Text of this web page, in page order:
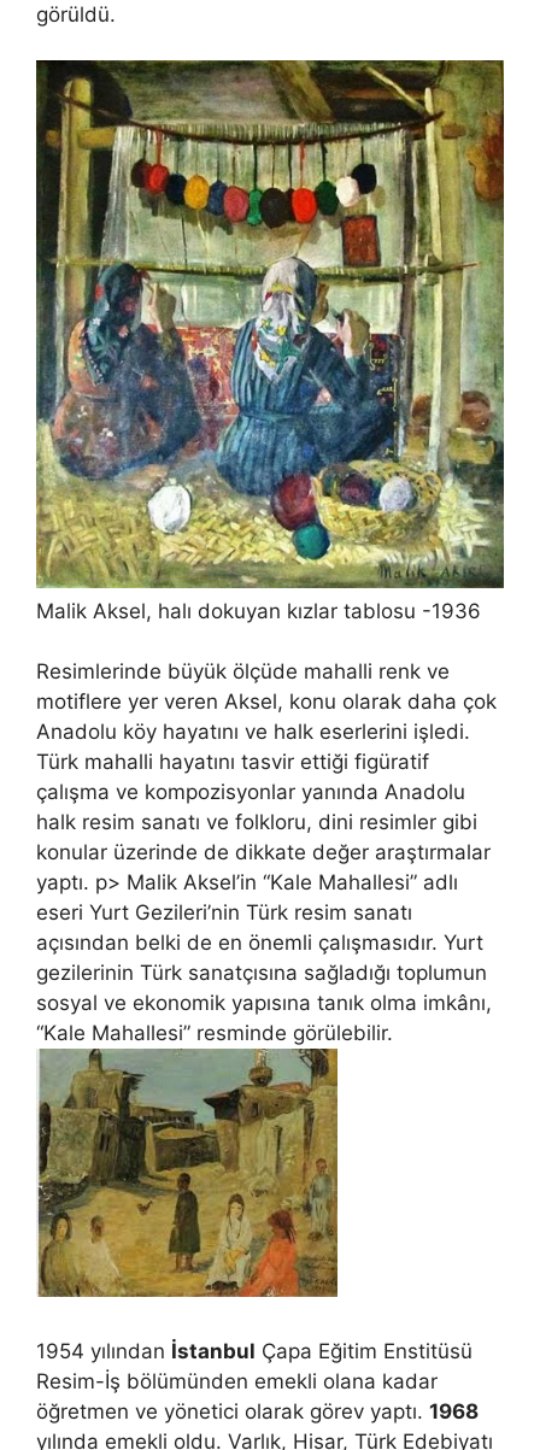
görüldü.
Malik Aksel, halı dokuyan kızlar tablosu -1936
Resimlerinde büyük ölçüde mahalli renk ve
motiflere yer veren Aksel, konu olarak daha çok
Anadolu köy hayatını ve halk eserlerini işledi.
Türk mahalli hayatını tasvir ettiği figüratif
çalışma ve kompozisyonlar yanında Anadolu
halk resim sanatı ve folkloru, dini resimler gibi
konular üzerinde de dikkate değer araştırmalar
yaptı. p> Malik Aksel’in “Kale Mahallesi” adlı
eseri Yurt Gezileri’nin Türk resim sanatı
açısından belki de en önemli çalışmasıdır. Yurt
gezilerinin Türk sanatçısına sağladığı toplumun
sosyal ve ekonomik yapısına tanık olma imkânı,
“Kale Mahallesi” resminde görülebilir.
1954 yılından İstanbul Çapa Eğitim Enstitüsü
Resim-İş bölümünden emekli olana kadar
öğretmen ve yönetici olarak görev yaptı. 1968
yılında emekli oldu. Varlık, Hisar, Türk Edebiyatı